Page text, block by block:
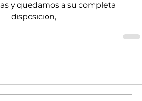
y quedamos a su completa
disposición,